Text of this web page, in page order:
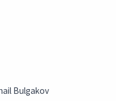
Bulgakov